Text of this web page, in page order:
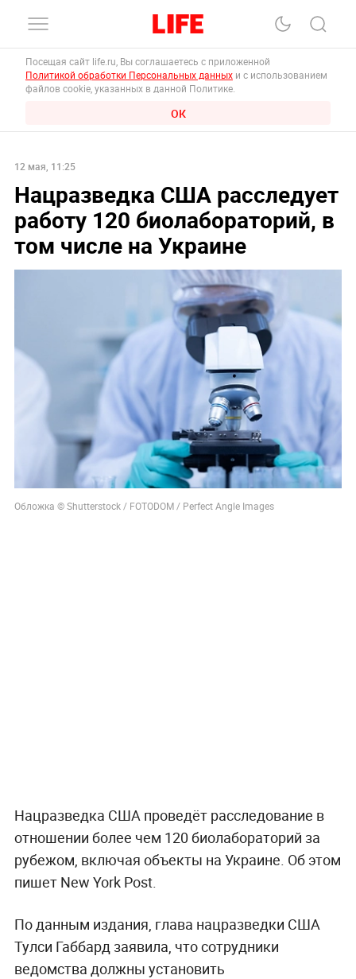
Посещая сайт life.ru, Вы соглашаетесь с приложенной
Политикой обработки Персональных данных и с использованием
файлов cookie, указанных в данной Политике.
ОК
12 мая, 11:25
Нацразведка США расследует
работу 120 биолабораторий, в
том числе на Украине
Обложка © Shutterstock / FOTODOM / Perfect Angle Images
Нацразведка США проведёт расследование в
отношении более чем 120 биолабораторий за
рубежом, включая объекты на Украине. Об этом
пишет New York Post.
По данным издания, глава нацразведки США
Тулси Габбард заявила, что сотрудники
ведомства должны установить